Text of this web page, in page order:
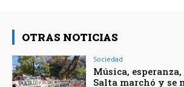
OTRAS NOTICIAS
Sociedad
Música,
Salta marchó y se